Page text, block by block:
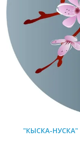
"КЫСКА-НУСКА"